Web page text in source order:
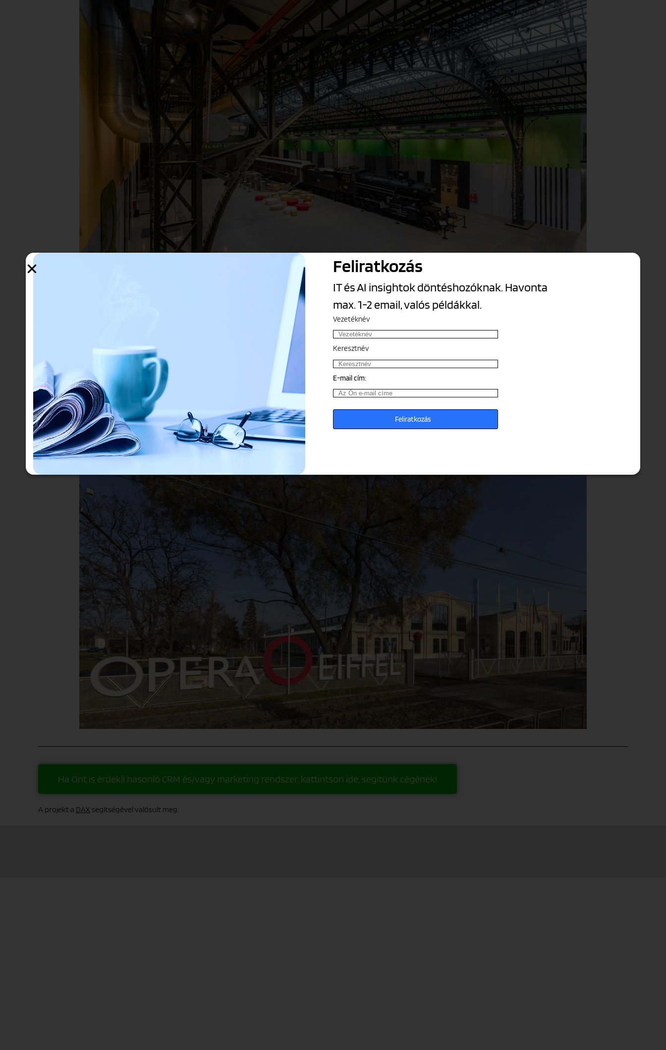
@photo by Nagy Attila
Ehhez a célhoz elengedhetetlen az ügyfélkezelés szempontjából is intenzívebb stratégiai jelenlét, amivel az OPERA el tudja érni az új potenciális célcsoportjait is.
A COVID hatása miatt különösen fontos lett az online csatornák további erősítése, és az aktív, személyre szabott kommunikáció a vásárlókkal.
Az említett üzleti igényekre a Grepton munkatársai egy célirányos marketingszoftverrel készülnek, amely támogatja az OPERA jelenleg is kiterjedt és integrált
marketingtevékenységét. Ezt a professzionális munkát kiegészítve, lehetőség nyílik majd egy egységes ügyféladatbázis kiépítésére, ami az alapja lesz egy új, célirányos
ügyfélkommunikációnak, és egy komplexebb kiszolgálásnak. A hírlevélfeliratkozók, valamint jegy- és bérletvásárlók azt érezhetik majd, hogy még inkább személyre szabott
tartalmakat kapnak e-mailben az OPERÁ-tól.
További cél az ügyfél elégedettség növelésére a hűségprogram kidolgozása és egy célirányos, mobilapplikáció elkészítése, amelyben az OPERA vásárlói láthatják a saját adataikat,
állíthatják a preferenciáikat, láthatják a számukra érdekes tartalmakat, valamint a hűségprogramon belüli pontjaikat.
Ha Önt is érdekli hasonló CRM és/vagy marketing rendszer, kattintson ide, segítünk cégének!
A projekt a DAX segítségével valósult meg.
Feliratkozás
IT és AI insightok döntéshozóknak. Havonta
max. 1-2 email, valós példákkal.
Vezetéknév
Keresztnév
E-mail cím: